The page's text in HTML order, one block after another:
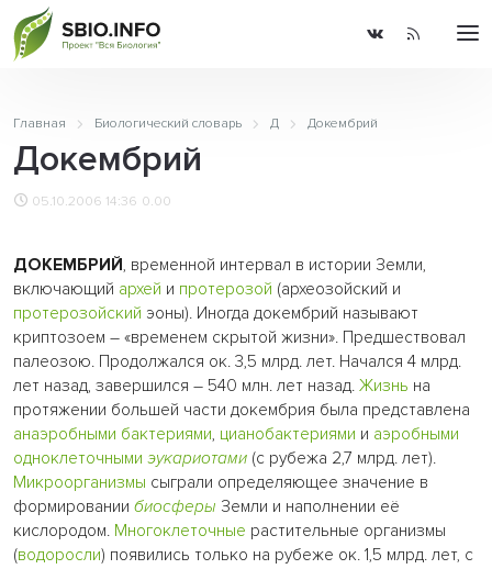
Главная Биологический словарь Д Докембрий
Докембрий
05.10.2006 14:36 0.00
ДОКЕМБРИЙ, временной интервал в истории Земли,
включающий архей и протерозой (археозойский и
протерозойский эоны). Иногда докембрий называют
криптозоем – «временем скрытой жизни». Предшествовал
палеозою. Продолжался ок. 3,5 млрд. лет. Начался 4 млрд.
лет назад, завершился – 540 млн. лет назад. Жизнь на
протяжении большей части докембрия была представлена
анаэробными бактериями, цианобактериями и аэробными
одноклеточными эукариотами (с рубежа 2,7 млрд. лет).
Микроорганизмы сыграли определяющее значение в
формировании биосферы Земли и наполнении её
кислородом. Многоклеточные растительные организмы
(водоросли) появились только на рубеже ок. 1,5 млрд. лет, с